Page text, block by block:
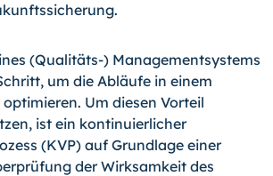
(Qualitäts-) Managementsystems
um die Abläufe in einem
Um diesen Vorteil
ist ein kontinuierlicher
(KVP) auf Grundlage einer
der Wirksamkeit des